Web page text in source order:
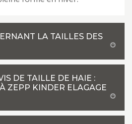
LA TAILLES DES
DE TAILLE DE HAIE :
ZEPP KINDER ELAGAGE